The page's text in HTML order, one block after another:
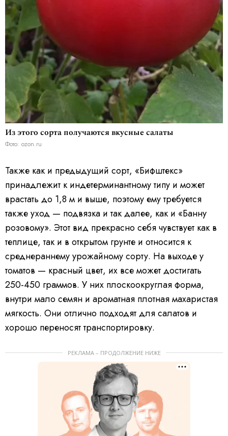
Из этого сорта получаются вкусные салаты
Фото: ozon.ru
Также как и предыдущий сорт, «Бифштекс»
принадлежит к индетерминантному типу и может
врастать до 1,8 м и выше, поэтому ему требуется
также уход — подвязка и так далее, как и «Банну
розовому». Этот вид прекрасно себя чувствует как в
теплице, так и в открытом грунте и относится к
среднераннему урожайному сорту. На выходе у
томатов — красный цвет, их все может достигать
250-450 граммов. У них плоскоокруглая форма,
внутри мало семян и ароматная плотная махаристая
мягкость. Они отлично подходят для салатов и
хорошо переносят транспортировку.
РЕКЛАМА – ПРОДОЛЖЕНИЕ НИЖЕ